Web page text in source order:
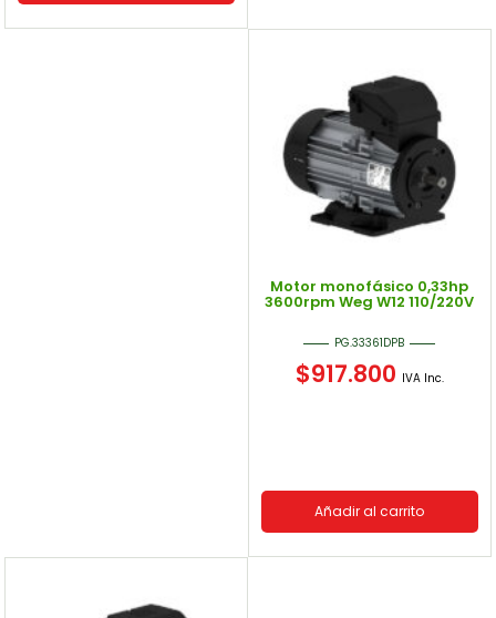
Motor monofásico 0,33hp
3600rpm Weg W12 110/220V
PG.33361DPB
$917.800 IVA Inc.
Añadir al carrito